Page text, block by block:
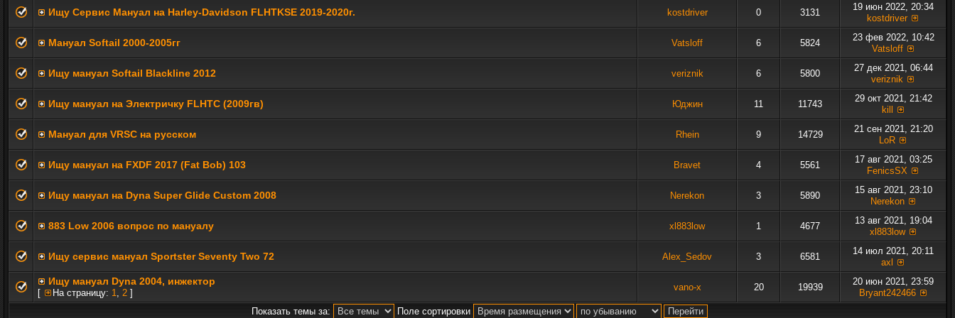
Ищу Сервис Мануал на Harley-Davidson FLHTKSE 2019-2020г. kostdriver 0 3131
19 июн 2022, 20:34
kostdriver
Мануал Softail 2000-2005гг Vatsloff 6 5824
23 фев 2022, 10:42
Vatsloff
Ищу мануал Softail Blackline 2012 veriznik 6 5800
27 дек 2021, 06:44
veriznik
Ищу мануал на Электричку FLHTC (2009гв) Юджин 11 11743
29 окт 2021, 21:42
kill
Мануал для VRSC на русском Rhein 9 14729
21 сен 2021, 21:20
LoR
Ищу мануал на FXDF 2017 (Fat Bob) 103 Bravet 4 5561
17 авг 2021, 03:25
FenicsSX
Ищу мануал на Dyna Super Glide Custom 2008 Nerekon 3 5890
15 авг 2021, 23:10
Nerekon
883 Low 2006 вопрос по мануалу xl883low 1 4677
13 авг 2021, 19:04
xl883low
Ищу сервис мануал Sportster Seventy Two 72 Alex_Sedov 3 6581
14 июл 2021, 20:11
axl
Ищу мануал Dyna 2004, инжектор
[ На страницу: 1, 2 ]
vano-x 20 19939
20 июн 2021, 23:59
Bryant242466
Показать темы за:
Поле сортировки